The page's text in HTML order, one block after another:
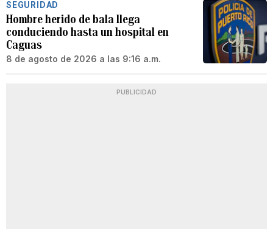
SEGURIDAD
Hombre herido de bala llega
conduciendo hasta un hospital en
Caguas
8 de agosto de 2026 a las 9:16 a.m.
PUBLICIDAD